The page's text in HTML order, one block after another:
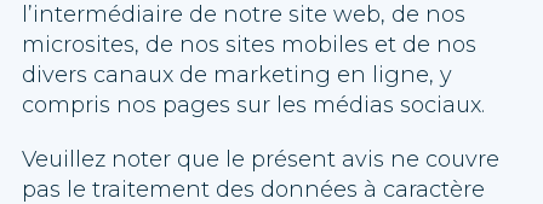
l’intermédiaire de notre site web, de nos
microsites, de nos sites mobiles et de nos
divers canaux de marketing en ligne, y
compris nos pages sur les médias sociaux.
Veuillez noter que le présent avis ne couvre
pas le traitement des données à caractère